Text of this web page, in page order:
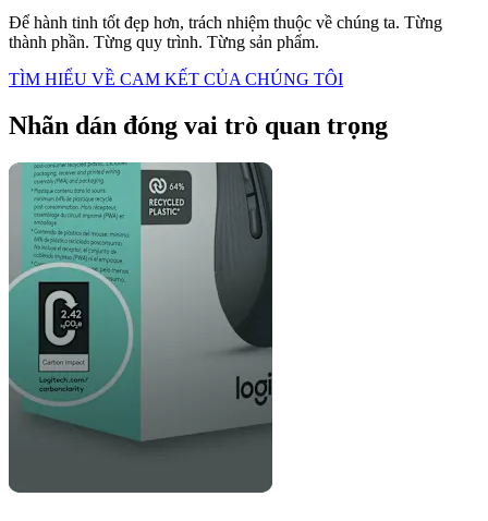
Để hành tinh tốt đẹp hơn, trách nhiệm thuộc về chúng ta. Từng
thành phần. Từng quy trình. Từng sản phẩm.
TÌM HIỂU VỀ CAM KẾT CỦA CHÚNG TÔI
Nhãn dán đóng vai trò quan trọng